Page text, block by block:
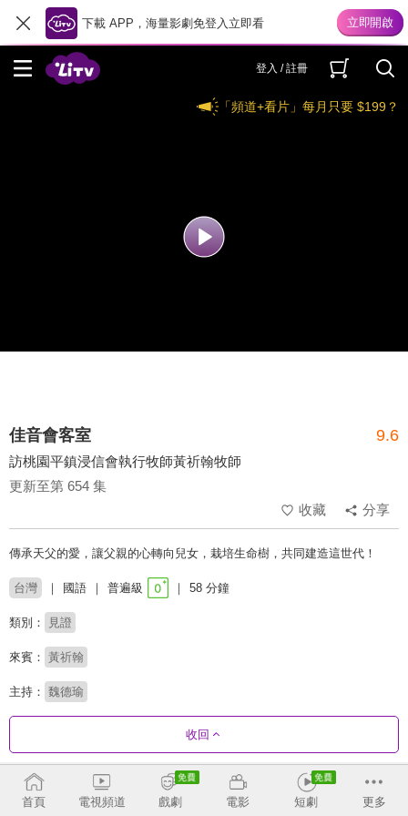
下載 APP，海量影劇免登入立即看
登入 / 註冊
「頻道+看片」每月只要 $199？
佳音會客室 9.6
訪桃園平鎮浸信會執行牧師黃祈翰牧師
更新至第 654 集
收藏
分享
傳承天父的愛，讓父親的心轉向兒女，栽培生命樹，共同建造這世代！
台灣 國語 普遍級 58 分鐘
類別： 見證
來賓： 黃祈翰
主持： 魏德瑜
收回
劇集列表
首頁 電視頻道 戲劇 電影 短劇 更多